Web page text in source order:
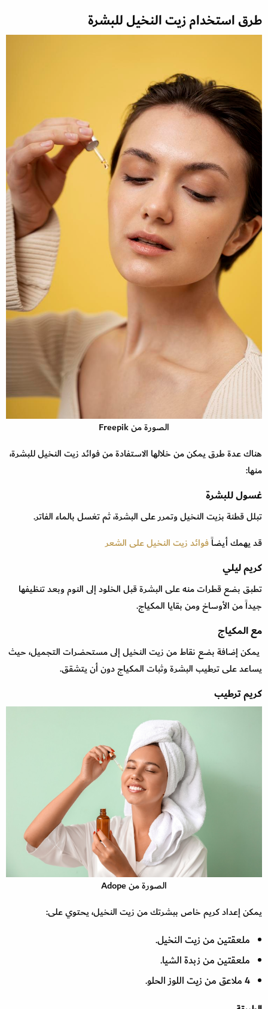
طرق استخدام زيت النخيل للبشرة
الصورة من Freepik
هناك عدة طرق يمكن من خلالها الاستفادة من فوائد زيت النخيل للبشرة،
منها:
غسول للبشرة
تبلل قطنة بزيت النخيل وتمرر على البشرة، ثم تغسل بالماء الفاتر.
قد يهمك أيضاًفوائد زيت النخيل على الشعر
كريم ليلي
تطبق بضع قطرات منه على البشرة قبل الخلود إلى النوم وبعد تنظيفها
جيداً من الأوساخ ومن بقايا المكياج.
مع المكياج
يمكن إضافة بضع نقاط من زيت النخيل إلى مستحضرات التجميل، حيث
يساعد على ترطيب البشرة وثبات المكياج دون أن يتشقق.
كريم ترطيب
الصورة من Adope
يمكن إعداد كريم خاص ببشرتك من زيت النخيل، يحتوي على:
ملعقتين من زيت النخيل.
ملعقتين من زبدة الشيا.
4 ملاعق من زيت اللوز الحلو.